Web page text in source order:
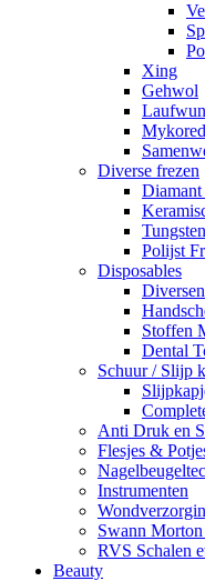
Xing
Gehwol
Mykored
Diverse frezen
Diamant
Polijst
Disposables
Stoffen
Dental
Schuur / Slijp
Anti Druk en
Flesjes &
Instrumenten
Swann
RVS Schalen
Beauty